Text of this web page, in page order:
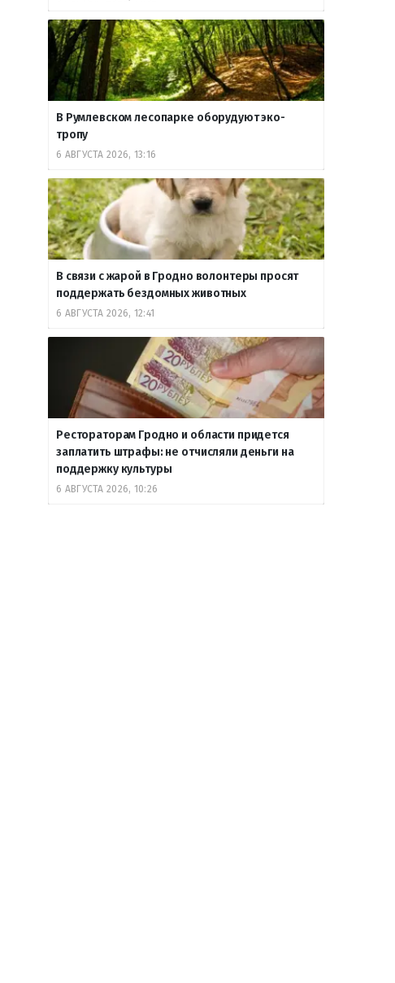
В Румлевском лесопарке оборудуют эко-
тропу
6 АВГУСТА 2026, 13:16
В связи с жарой в Гродно волонтеры просят
поддержать бездомных животных
6 АВГУСТА 2026, 12:41
Рестораторам Гродно и области придется
заплатить штрафы: не отчисляли деньги на
поддержку культуры
6 АВГУСТА 2026, 10:26